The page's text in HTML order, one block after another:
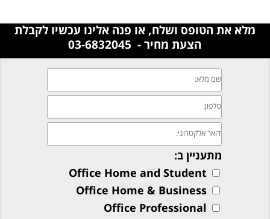
מלא את הטופס ושלח, או פנה אלינו עכשיו לקבלת
הצעת מחיר - 03-6832045